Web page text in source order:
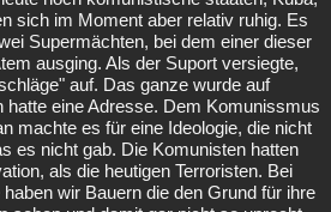
sich im Moment aber relativ ruhig. Es
Supermächten, bei dem einer dieser
ausging. Als der Suport versiegte,
auf. Das ganze wurde auf
hatte eine Adresse. Dem Komunissmus
machte es für eine Ideologie, die nicht
es nicht gab. Die Komunisten hatten
als die heutigen Terroristen. Bei
wir Bauern die den Grund für ihre